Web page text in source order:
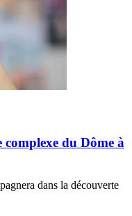
du Dôme à
dans la découverte